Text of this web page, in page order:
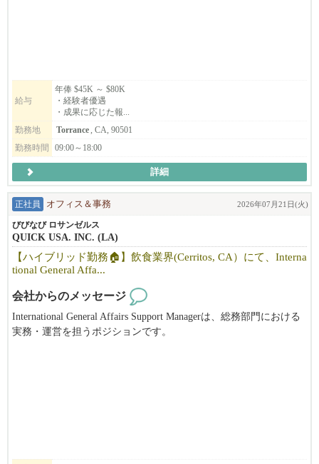
に、営業活動全般をご担当いただきます。
経験やスキルに応じて、チームのマネジメント、売上管理、営業
戦略の立案など、営業部門の中核を担う業務もお任せします。
営業経験を活かしてキャリアアップしたい方、マネジメント経験
をお持ちの方を歓迎します。
もちろん未経験の方でもご応募いただけます！
管理業務にも関わり、実務を通じて専門性を高めることができま
す。
人材紹介エージェント、リクルーター、または人材派遣業務のご
です。
また、未経験の方でも今後リクルーターとして活躍したい！とい
う思いのある方は、ぜひ一度ご応募ください。
職者双方に最適なマッチングをご提供します。
給与
年俸 $45K ～ $80K
・経験者優遇
・成果に応じた報...
勤務地
Torrance , CA, 90501
勤務時間
09:00～18:00
詳細
正社員 オフィス＆事務 2026年07月21日(火)
びびなび ロサンゼルス
QUICK USA. INC. (LA)
【ハイブリッド勤務🏠】飲食業界(Cerritos, CA）にて、Interna
tional General Affa...
会社からのメッセージ
International General Affairs Support Managerは、総務部門における
実務・運営を担うポジションです。